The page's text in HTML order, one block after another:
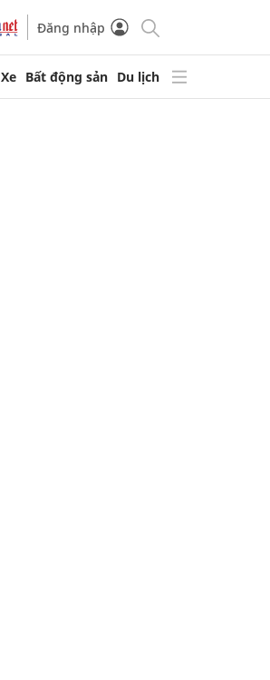
Đăng nhập
Xe Bất động sản Du lịch